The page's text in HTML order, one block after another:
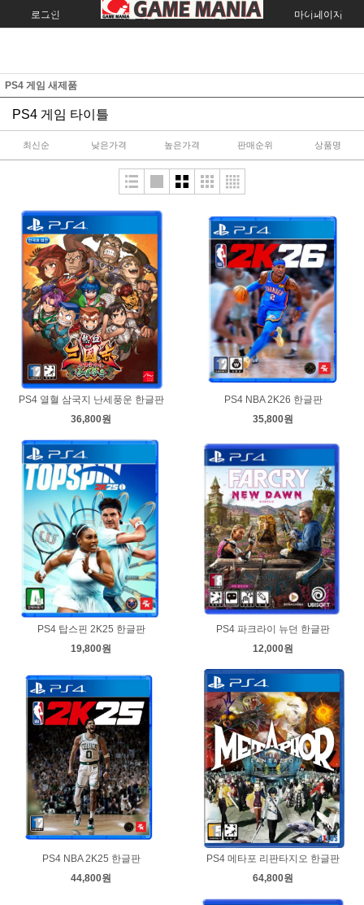
로그인 회원가입 주문조회 마이페이지
PS4 게임 새제품
PS4 게임 타이틀
최신순 낮은가격 높은가격 판매순위 상품명
PS4 열혈 삼국지 난세풍운 한글판
36,800원
PS4 NBA 2K26 한글판
35,800원
PS4 탑스핀 2K25 한글판
19,800원
PS4 파크라이 뉴던 한글판
12,000원
PS4 NBA 2K25 한글판
44,800원
PS4 메타포 리판타지오 한글판
64,800원